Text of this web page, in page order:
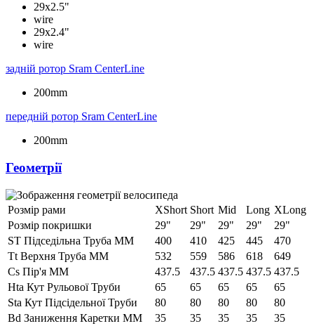
29x2.5"
wire
29x2.4"
wire
задній ротор Sram CenterLine
200mm
передній ротор Sram CenterLine
200mm
Геометрії
Розмір рами XShort Short Mid Long XLong
Розмір покришки
29" 29" 29" 29"
29"
ST Підседільна Труба ММ
400 410 425 445
470
Tt Верхня Труба ММ
532 559 586 618
649
Cs Пір'я ММ
437.5 437.5 437.5 437.5 437.5
Hta Кут Рульової Труби
65 65 65 65
65
Sta Кут Підсідельної Труби
80 80 80 80
80
Bd Заниження Каретки ММ
35 35 35 35
35